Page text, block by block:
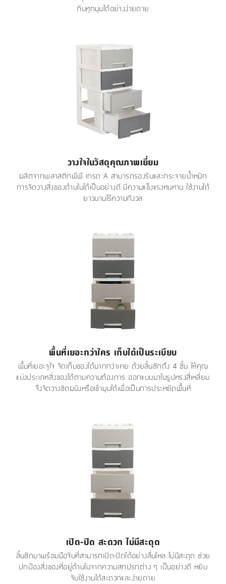
กับทุกมุมได้อย่างง่ายดาย
วางใจในวัสดุคุณภาพเยี่ยม
ผลิตจากพลาสติกพีพี เกรด A สามารถรองรับและกระจายน้ำหนัก
การจัดวางสิ่งของด้านในได้เป็นอย่างดี มีความแข็งแรงทนทาน ใช้งานได้
ยาวนานไร้ความกังวล
พื้นที่เยอะกว่าใคร เก็บได้เป็นระเบียบ
พื้นที่เยอะจุใจ จัดเก็บของได้มากกว่าเคย ด้วยลิ้นชักถึง 4 ชั้น ให้คุณ
แบ่งประเภทสิ่งของได้ตามความต้องการ ออกแบบมาในรูปทรงสี่เหลี่ยม
จึงจัดวางชิดผนังหรือเข้ามุมได้เพื่อเป็นการประหยัดพื้นที่
เปิด-ปิด สะดวก ไม่มีสะดุด
ลิ้นชักมาพร้อมมือจับที่สามารถเปิด-ปิดได้อย่างลื่นไหล ไม่มีสะดุด ช่วย
ปกป้องสิ่งของที่อยู่ด้านในจากความสกปรกต่าง ๆ เป็นอย่างดี หยิบ
จับใช้งานได้สะดวกและง่ายดาย